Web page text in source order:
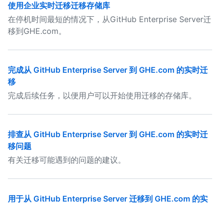
使用企业实时迁移迁移存储库
在停机时间最短的情况下，从GitHub Enterprise Server迁
移到GHE.com。
完成从 GitHub Enterprise Server 到 GHE.com 的实时迁
移
完成后续任务，以便用户可以开始使用迁移的存储库。
排查从 GitHub Enterprise Server 到 GHE.com 的实时迁
移问题
有关迁移可能遇到的问题的建议。
用于从 GitHub Enterprise Server 迁移到 GHE.com 的实